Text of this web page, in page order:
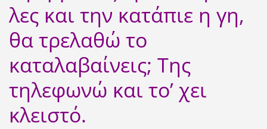
λες και την κατάπιε η γη,
θα τρελαθώ το
καταλαβαίνεις; Της
τηλεφωνώ και το’ χει
κλειστό.